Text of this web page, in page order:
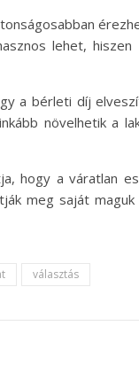
lehet, hiszen
a bérleti díj
növelhetik a
hogy a váratlan
meg saját maguk
választás